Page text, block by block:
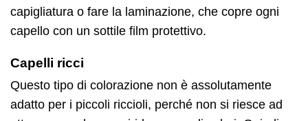
capigliatura o fare la laminazione, che copre ogni
capello con un sottile film protettivo.
Capelli ricci
Questo tipo di colorazione non è assolutamente
adatto per i piccoli riccioli, perché non si riesce ad